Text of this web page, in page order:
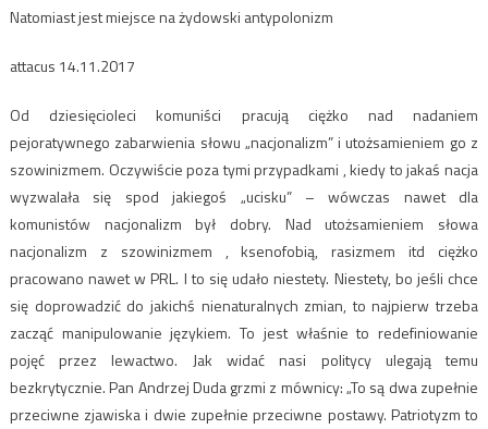
Natomiast jest miejsce na żydowski antypolonizm
attacus 14.11.2017
Od dziesięcioleci komuniści pracują ciężko nad nadaniem
pejoratywnego zabarwienia słowu „nacjonalizm” i utożsamieniem go z
szowinizmem. Oczywiście poza tymi przypadkami , kiedy to jakaś nacja
wyzwalała się spod jakiegoś „ucisku” – wówczas nawet dla
komunistów nacjonalizm był dobry. Nad utożsamieniem słowa
nacjonalizm z szowinizmem , ksenofobią, rasizmem itd ciężko
pracowano nawet w PRL. I to się udało niestety. Niestety, bo jeśli chce
się doprowadzić do jakichś nienaturalnych zmian, to najpierw trzeba
zacząć manipulowanie językiem. To jest właśnie to redefiniowanie
pojęć przez lewactwo. Jak widać nasi politycy ulegają temu
bezkrytycznie. Pan Andrzej Duda grzmi z mównicy: „To są dwa zupełnie
przeciwne zjawiska i dwie zupełnie przeciwne postawy. Patriotyzm to